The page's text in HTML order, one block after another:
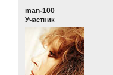
man-100
Участник